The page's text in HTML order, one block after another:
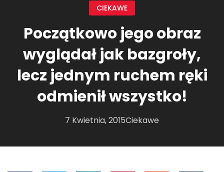
CIEKAWE
Początkowo jego obraz
wyglądał jak bazgroły,
lecz jednym ruchem ręki
odmienił wszystko!
7 Kwietnia, 2015Ciekawe